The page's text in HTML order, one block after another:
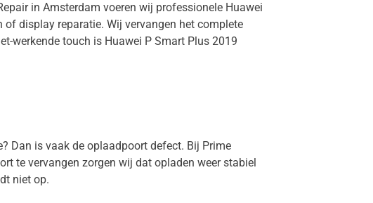
in Amsterdam voeren wij professionele Huawei
display reparatie. Wij vervangen het complete
werkende touch is Huawei P Smart Plus 2019
Dan is vaak de oplaadpoort defect. Bij Prime
te vervangen zorgen wij dat opladen weer stabiel
niet op.